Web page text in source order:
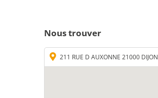
Nous trouver
211 RUE D AUXONNE 21000 DIJON